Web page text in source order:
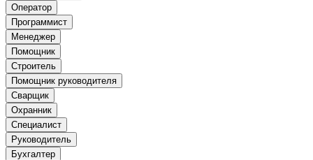
Оператор
Программист
Менеджер
Помощник
Строитель
Помощник руководителя
Сварщик
Охранник
Специалист
Руководитель
Бухгалтер